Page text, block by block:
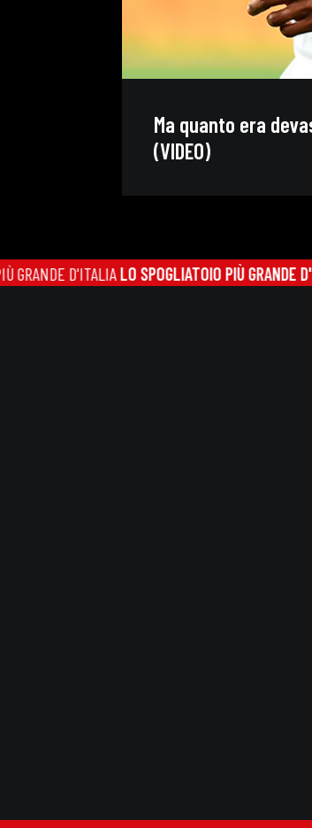
Ma quanto era
(VIDEO)
D'ITALIA LO SPOGLIATOIO PIÙ GRANDE D'ITALIA